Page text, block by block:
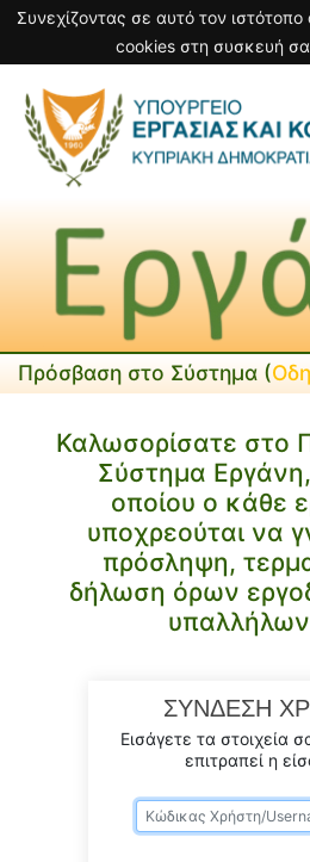
Συνεχίζοντας σε αυτό τον
cookies στη συσκευή
Πρόσβαση στο Σύστημα (
Καλωσορίσατε στο
Σύστημα
οποίου ο κάθε
υποχρεούται να
πρόσληψη,
δήλωση όρων
ΣΥΝΔΕΣΗ
Εισάγετε τα στοιχεία
επιτραπεί η